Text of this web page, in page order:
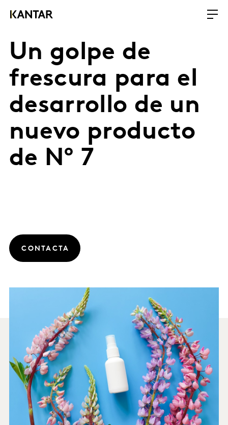
Un golpe de
frescura para el
desarrollo de un
nuevo producto
de Nº 7
CONTACTA